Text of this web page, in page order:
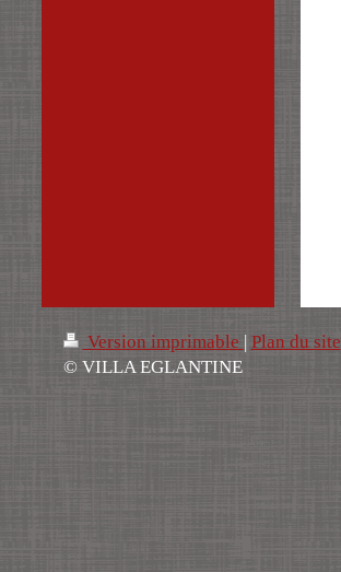
Version imprimable | Plan du site
© VILLA EGLANTINE